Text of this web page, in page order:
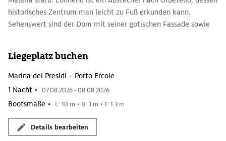
historisches Zentrum man leicht zu Fuß erkunden kann.
Sehenswert sind der Dom mit seiner gotischen Fassade sowie
Archäologischen Museums). In der Lagune steht eine
historische Windmühle spanischen Ursprungs. Im WWF-
zwischen Dünen, flachen Seen und Wäldchen.
Liegeplatz buchen
Marina dei Presidi – Porto Ercole
1 Nacht • 07.08.2026 - 08.08.2026
Bootsmaße • L: 10 m • B: 3 m • T: 1.3 m
Details bearbeiten